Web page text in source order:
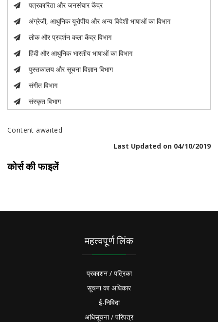
पत्रकारिता और जनसंचार केंद्र
अंग्रेजी, आधुनिक यूरोपीय और अन्य विदेशी भाषाओं का विभाग
लोक और प्रदर्शन कला केंद्र विभाग
हिंदी और आधुनिक भारतीय भाषाओं का विभाग
पुस्तकालय और सूचना विज्ञान विभाग
संगीत विभाग
संस्कृत विभाग
Content awaited
Last Updated on 04/10/2019
कोर्स की फाइलें
महत्वपूर्ण लिंक
प्रकाशन / पत्रिका
सूचना का अधिकार
ई-निविदा
अधिसूचना / परिपत्र